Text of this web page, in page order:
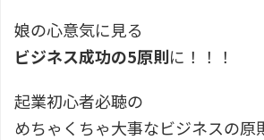
娘の心意気に見る
ビジネス成功の5原則に！！！
起業初心者必聴の
めちゃくちゃ大事なビジネスの原